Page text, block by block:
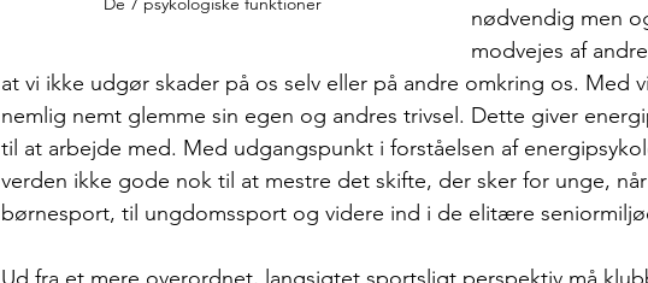
nødvendig men
modvejes af
at vi ikke udgør skader på os selv eller på andre omkring os. Med
nemlig nemt glemme sin egen og andres trivsel. Dette giver
til at arbejde med. Med udgangspunkt i forståelsen af
verden ikke gode nok til at mestre det skifte, der sker for unge,
børnesport, til ungdomssport og videre ind i de elitære